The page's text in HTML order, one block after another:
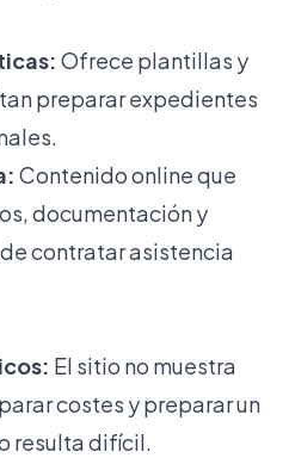
Ofrece plantillas y
preparar expedientes
Contenido online que
documentación y
contratar asistencia
El sitio no muestra
costes y preparar un
resulta difícil.